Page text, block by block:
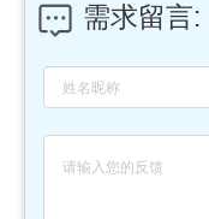
需求留言: